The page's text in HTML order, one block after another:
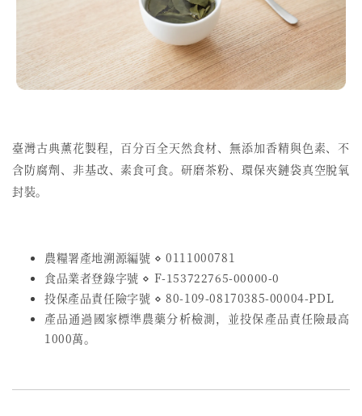
臺灣古典薰花製程， 百分百全天然食材、無添加香精與色素、不
含防腐劑、非基改、素食可食。研磨茶粉、環保夾鏈袋真空脫氧
封裝。
農糧署產地溯源編號 ⋄ 0111000781
食品業者登錄字號 ⋄ F-153722765-00000-0
投保產品責任險字號 ⋄80-109-08170385-00004-PDL
產品通過國家標準農藥分析檢測，並投保產品責任險最高
1000萬。